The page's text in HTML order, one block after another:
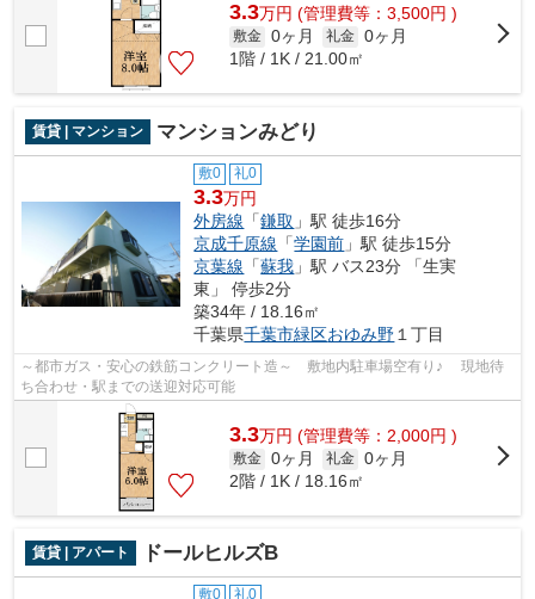
3.3万円 (管理費等：3,500円 )
敷金 0ヶ月 礼金 0ヶ月
1階 / 1K / 21.00㎡
賃貸 | マンション マンションみどり
敷0 礼0
3.3万円
外房線 「鎌取 」駅 徒歩16分
京成千原線 「学園前 」駅 徒歩15分
京葉線 「蘇我 」駅 バス23分 「生実
東」 停歩2分
築34年 / 18.16㎡
千葉県千葉市緑区おゆみ野 １丁目
～都市ガス・安心の鉄筋コンクリート造～ 敷地内駐車場空有り♪ 現地待
ち合わせ・駅までの送迎対応可能
3.3万円 (管理費等：2,000円 )
敷金 0ヶ月 礼金 0ヶ月
2階 / 1K / 18.16㎡
賃貸 | アパート ドールヒルズB
敷0 礼0